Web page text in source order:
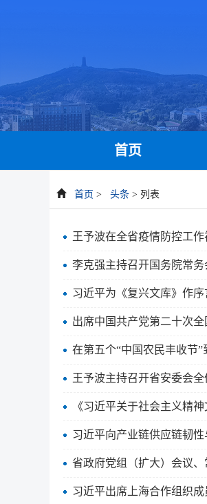
首页
首页 > 头条 > 列表
王予波在全省疫情防控工
李克强主持召开国务院常
习近平为《复兴文库》作
出席中国共产党第二十次
在第五个“中国农民丰收节
王予波主持召开省安委会
《习近平关于社会主义精
习近平向产业链供应链韧
省政府党组（扩大）会议
习近平出席上海合作组织